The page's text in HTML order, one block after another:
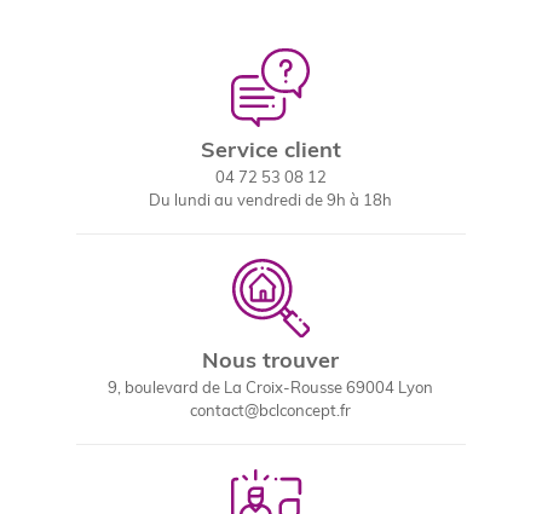
Service client
04 72 53 08 12
Du lundi au vendredi de 9h à 18h
Nous trouver
9, boulevard de La Croix-Rousse 69004 Lyon
contact@bclconcept.fr